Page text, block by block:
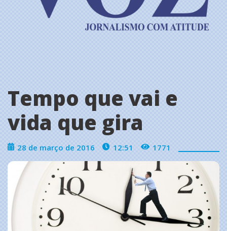
Tempo que vai e
vida que gira
28 de março de 2016 12:51 1771